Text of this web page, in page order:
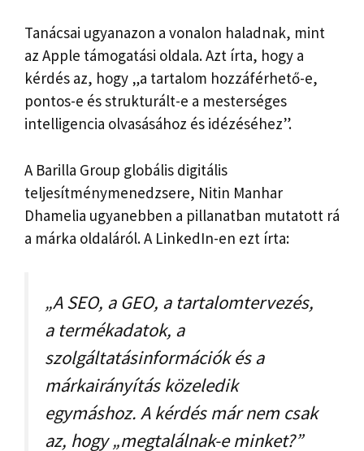
Tanácsai ugyanazon a vonalon haladnak, mint
az Apple támogatási oldala. Azt írta, hogy a
kérdés az, hogy „a tartalom hozzáférhető-e,
pontos-e és strukturált-e a mesterséges
intelligencia olvasásához és idézéséhez”.
A Barilla Group globális digitális
teljesítménymenedzsere, Nitin Manhar
Dhamelia ugyanebben a pillanatban mutatott rá
a márka oldaláról. A LinkedIn-en ezt írta:
„A SEO, a GEO, a tartalomtervezés,
a termékadatok, a
szolgáltatásinformációk és a
márkairányítás közeledik
egymáshoz. A kérdés már nem csak
az, hogy „megtalálnak-e minket?”